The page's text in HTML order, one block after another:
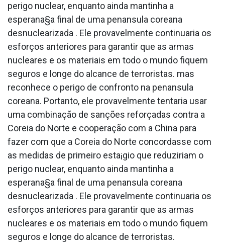
perigo nuclear, enquanto ainda mantinha a
esperana§a final de uma pena­nsula coreana
desnuclearizada . Ele provavelmente continuaria os
esforços anteriores para garantir que as armas
nucleares e os materiais em todo o mundo fiquem
seguros e longe do alcance de terroristas. mas
reconhece o perigo de confronto na pena­nsula
coreana. Portanto, ele provavelmente tentaria usar
uma combinação de sanções reforçadas contra a
Coreia do Norte e cooperação com a China para
fazer com que a Coreia do Norte concordasse com
as medidas de primeiro esta¡gio que reduziriam o
perigo nuclear, enquanto ainda mantinha a
esperana§a final de uma pena­nsula coreana
desnuclearizada . Ele provavelmente continuaria os
esforços anteriores para garantir que as armas
nucleares e os materiais em todo o mundo fiquem
seguros e longe do alcance de terroristas.